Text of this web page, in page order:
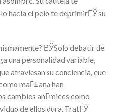
hacia el pelo te deprimirГЎ su
ВЎSolo debatir de
una personalidad variable,
atraviesan su conciencia, que
maГ±ana han
cambios anГ­micos como
de ellos dura. TratГЎ